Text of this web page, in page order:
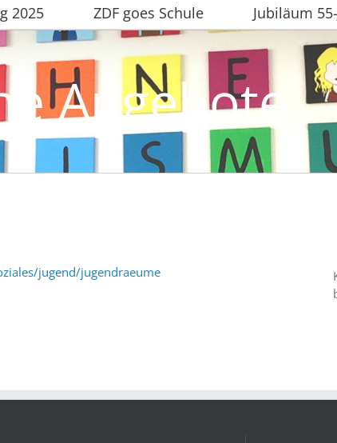
2025 ZDF goes Schule Jubiläum
Angebote
jugend/jugendraeume